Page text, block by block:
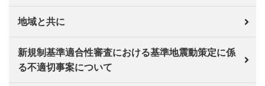
地域と共に
新規制基準適合性審査における基準地震動策定に係
る不適切事案について